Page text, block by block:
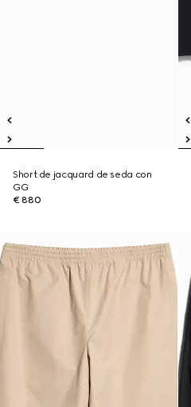
Short de jacquard de seda con
GG
€ 880